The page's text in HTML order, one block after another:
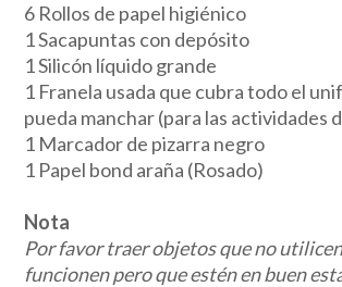
6 Rollos de papel higiénico
1 Sacapuntas con depósito
1 Silicón líquido grande
1 Franela usada que cubra todo el
pueda manchar (para las actividades
1 Marcador de pizarra negro
1 Papel bond araña (Rosado)
Nota
Por favor traer objetos que no
funcionen pero que estén en buen